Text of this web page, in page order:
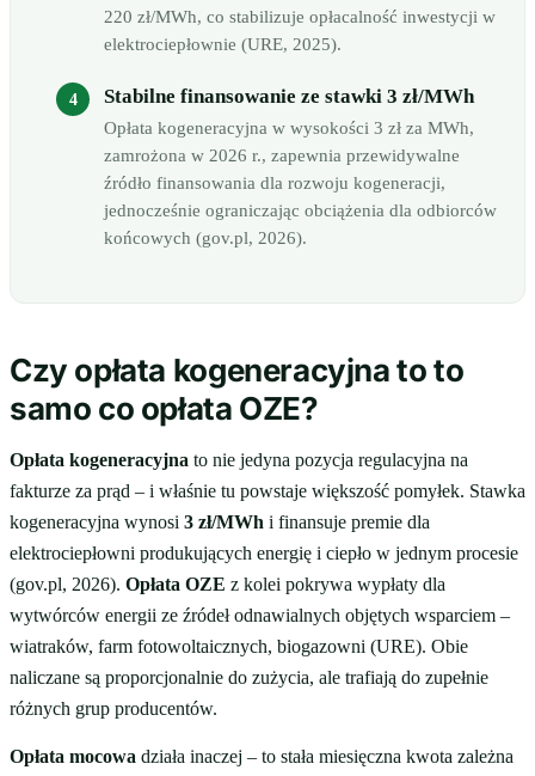
220 zł/MWh, co stabilizuje opłacalność inwestycji w
elektrociepłownie (URE, 2025).
Stabilne finansowanie ze stawki 3 zł/MWh
Opłata kogeneracyjna w wysokości 3 zł za MWh,
zamrożona w 2026 r., zapewnia przewidywalne
źródło finansowania dla rozwoju kogeneracji,
jednocześnie ograniczając obciążenia dla odbiorców
końcowych (gov.pl, 2026).
Czy opłata kogeneracyjna to to
samo co opłata OZE?
Opłata kogeneracyjna to nie jedyna pozycja regulacyjna na
fakturze za prąd – i właśnie tu powstaje większość pomyłek. Stawka
kogeneracyjna wynosi 3 zł/MWh i finansuje premie dla
elektrociepłowni produkujących energię i ciepło w jednym procesie
(gov.pl, 2026). Opłata OZE z kolei pokrywa wypłaty dla
wytwórców energii ze źródeł odnawialnych objętych wsparciem –
wiatraków, farm fotowoltaicznych, biogazowni (URE). Obie
naliczane są proporcjonalnie do zużycia, ale trafiają do zupełnie
różnych grup producentów.
Opłata mocowa działa inaczej – to stała miesięczna kwota zależna